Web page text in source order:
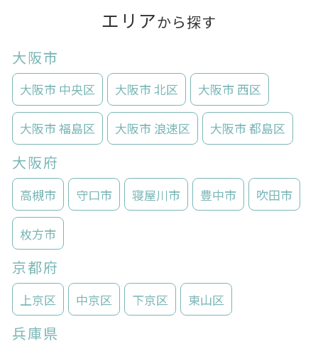
エリアから探す
大阪市
大阪市 中央区 大阪市 北区 大阪市 西区
大阪市 福島区 大阪市 浪速区 大阪市 都島区
大阪府
高槻市 守口市 寝屋川市 豊中市 吹田市
枚方市
京都府
上京区 中京区 下京区 東山区
兵庫県